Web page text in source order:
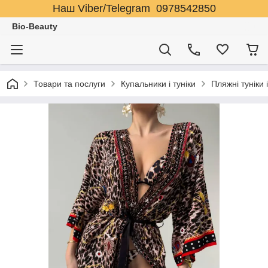
Наш Viber/Telegram 0978542850
Bio-Beauty
Товари та послуги Купальники і туніки Пляжні туніки